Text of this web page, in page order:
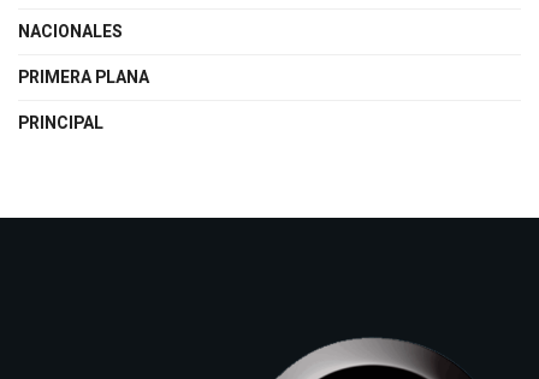
NACIONALES
PRIMERA PLANA
PRINCIPAL